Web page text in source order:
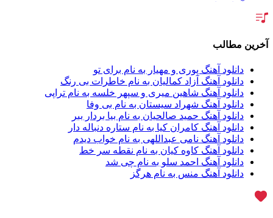
آراد عباسی
آراز
آراز آرا
آراز المان2
آراز نصیری1
آراکو1
آراکوم3
آران2
آران براتی1
آران براتی و ایمان حمیدی1
آران، مُوِرس و وینتِرس1
آرپژ1
آرتا1
آخرین مطالب
دانلود آهنگ پوری و مهیار به نام برای تو
دانلود آهنگ آزاد کمالیان به نام خاطرات بی رنگ
دانلود آهنگ شاهین میری و سپهر خلسه به نام تراپی
دانلود آهنگ شهراد سیستان به نام بی وفا
دانلود آهنگ حمید صالحیان به نام بیا بردار ببر
دانلود آهنگ کامران کیا به نام ستاره دنباله دار
دانلود آهنگ نامی عبداللهی به نام خواب دیدم
دانلود آهنگ کاوه کیان به نام نقطه سر خط
دانلود آهنگ احمد سلو به نام چی شد
دانلود آهنگ منس به نام هرگز